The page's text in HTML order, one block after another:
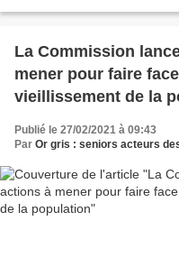
La Commission
mener pour faire
vieillissement de la
Publié le 27/02/2021 à 09:43
Par Or gris : seniors acteurs des